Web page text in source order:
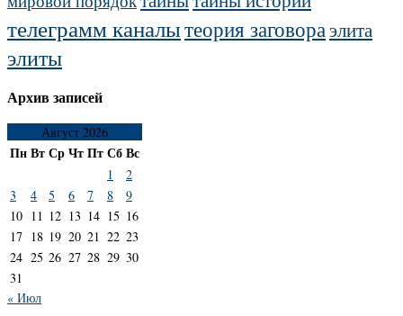
телеграмм каналытеория заговораэлита
элиты
Архив записей
Август 2026
ПнВтСрЧтПтСбВс
1
2
3
4 5 6 7 8
9
10 11 12 13 14 15 16
17 18 19 20 21 22 23
24 25 26 27 28 29 30
31
« Июл